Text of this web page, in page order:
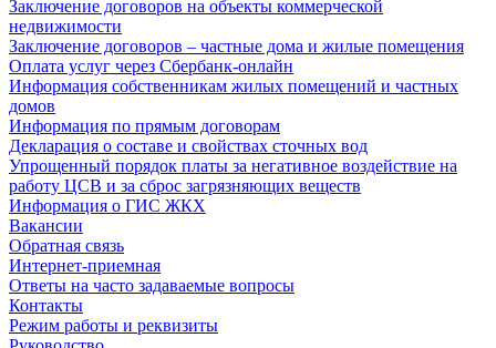
Заключение договоров на объекты коммерческой
недвижимости
Заключение договоров – частные дома и жилые помещения
Оплата услуг через Сбербанк-онлайн
Информация собственникам жилых помещений и частных
домов
Информация по прямым договорам
Декларация о составе и свойствах сточных вод
Упрощенный порядок платы за негативное воздействие на
работу ЦСВ и за сброс загрязняющих веществ
Информация о ГИС ЖКХ
Вакансии
Обратная связь
Интернет-приемная
Ответы на часто задаваемые вопросы
Контакты
Режим работы и реквизиты